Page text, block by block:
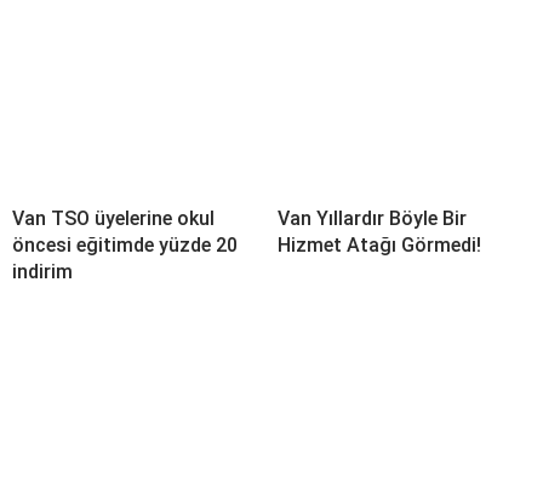
Van TSO üyelerine okul
öncesi eğitimde yüzde 20
indirim
Van Yıllardır Böyle Bir
Hizmet Atağı Görmedi!